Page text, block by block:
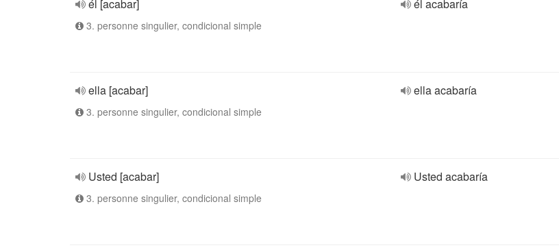
él [acabar]
3. personne singulier, condicional simple
él acabaría
ella [acabar]
3. personne singulier, condicional simple
ella acabaría
Usted [acabar]
3. personne singulier, condicional simple
Usted acabaría